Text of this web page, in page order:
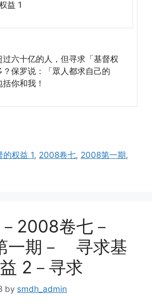
益 1
六十亿的人，但寻求「基督权
？保罗说：「眾人都求自己的
你和我！
权益 1, 2008卷七, 2008第一期,
2008卷七－
一期－ 寻求基
2－寻求
by smdh_admin